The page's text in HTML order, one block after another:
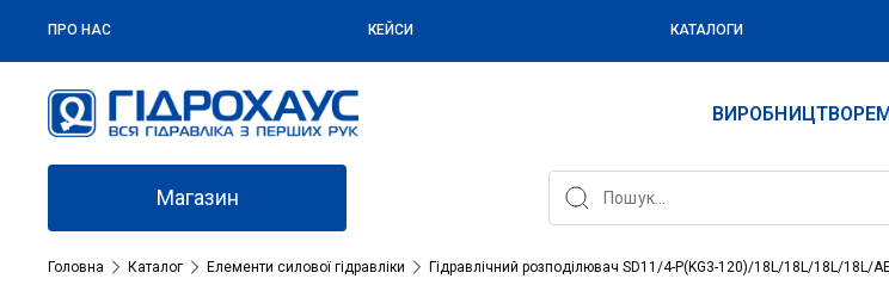
ПРО НАС КЕЙСИ КАТАЛОГИ
ВИРОБНИЦТВО
Магазин
Головна Каталог Елементи силової гідравліки Гідравлічний розподілювач SD11/4-P(KG3-120)/18L/18L/18L/18L/